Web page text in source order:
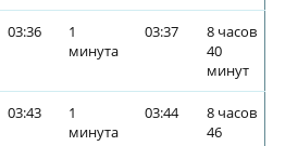
03:36
1
минута
03:37
8 часов
40
минут
03:43
1
минута
03:44
8 часов
46